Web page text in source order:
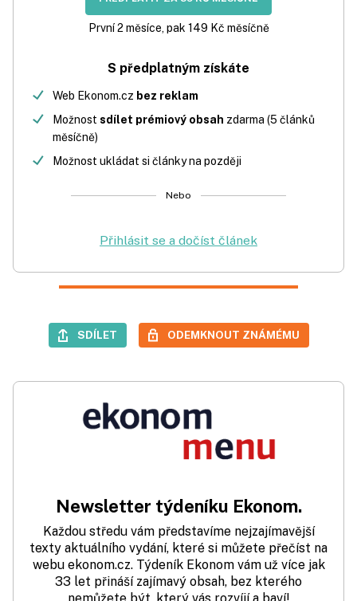
První 2 měsíce, pak 149 Kč měsíčně
S předplatným získáte
Web Ekonom.cz bez reklam
Možnost sdílet prémiový obsah zdarma (5 článků
měsíčně)
Možnost ukládat si články na později
Nebo
Přihlásit se a dočíst článek
SDÍLET ODEMKNOUT ZNÁMÉMU
Newsletter týdeníku Ekonom.
Každou středu vám představíme nejzajímavější
texty aktuálního vydání, které si můžete přečíst na
webu ekonom.cz. Týdeník Ekonom vám už více jak
33 let přináší zajímavý obsah, bez kterého